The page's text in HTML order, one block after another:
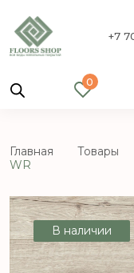
+7
0
Главная Товары
WR
В наличии